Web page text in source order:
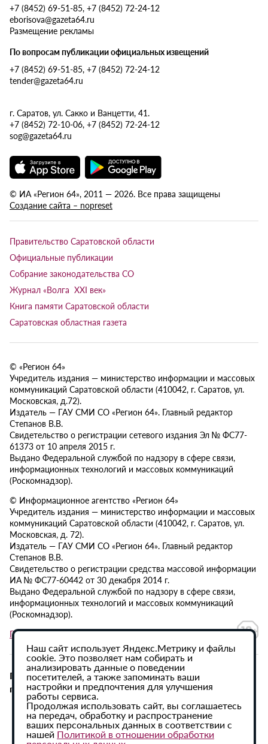
+7 (8452) 69-51-85, +7 (8452) 72-24-12
eborisova@gazeta64.ru
Размещение рекламы
По вопросам публикации официальных извещений
+7 (8452) 69-51-85, +7 (8452) 72-24-12
tender@gazeta64.ru
г. Саратов, ул. Сакко и Ванцетти, 41.
+7 (8452) 72-10-06, +7 (8452) 72-24-12
sog@gazeta64.ru
© ИА «Регион 64», 2011 — 2026. Все права защищены
Создание сайта – nopreset
Правительство Саратовской области
Официальные публикации
Собрание законодательства СО
Журнал «Волга XXI век»
Книга памяти Саратовской области
Саратовская областная газета
© «Регион 64»
Учредитель издания — министерство информации и массовых
коммуникаций Саратовской области (410042, г. Саратов, ул.
Московская, д.72).
Издатель — ГАУ СМИ СО «Регион 64». Главный редактор
Степанов В.В.
Свидетельство о регистрации сетевого издания Эл № ФС77-
61373 от 10 апреля 2015 г.
Выдано Федеральной службой по надзору в сфере связи,
информационных технологий и массовых коммуникаций
(Роскомнадзор).
© Информационное агентство «Регион 64»
Учредитель издания — министерство информации и массовых
коммуникаций Саратовской области (410042, г. Саратов, ул.
Московская, д. 72).
Издатель — ГАУ СМИ СО «Регион 64». Главный редактор
Степанов В.В.
Свидетельство о регистрации средства массовой информации
ИА № ФС77-60442 от 30 декабря 2014 г.
Выдано Федеральной службой по надзору в сфере связи,
информационных технологий и массовых коммуникаций
(Роскомнадзор).
Политика в отношении обработки персональных данных
При использовании материалов сайта активная
гиперссылка на ИА «Регион 64» обязательна.
Наш сайт использует Яндекс.Метрику и файлы
cookie. Это позволяет нам собирать и
анализировать данные о поведении
посетителей, а также запоминать ваши
настройки и предпочтения для улучшения
работы сервиса.
Продолжая использовать сайт, вы соглашаетесь
на передач, обработку и распространение
ваших персональных данных в соответствии с
нашей Политикой в отношении обработки